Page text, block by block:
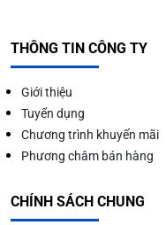
THÔNG TIN CÔNG TY
Giới thiệu
Tuyển dụng
Chương trình khuyến mãi
Phương châm bán hàng
CHÍNH SÁCH CHUNG